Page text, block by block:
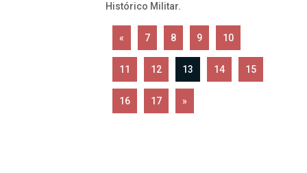
Histórico Militar.
« 7 8 9 10
11 12 13 14 15
16 17 »